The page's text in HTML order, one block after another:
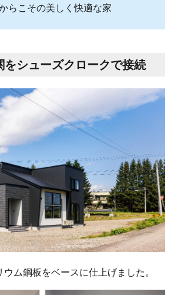
らこその美しく快適な家
をシューズクロークで接続
ム鋼板をベースに仕上げました。